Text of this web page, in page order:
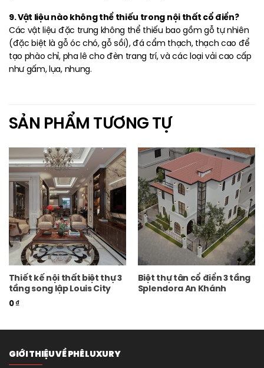
9. Vật liệu nào không thể thiếu trong nội thất cổ điển?
Các vật liệu đặc trưng không thể thiếu bao gồm gỗ tự nhiên
(đặc biệt là gỗ óc chó, gỗ sồi), đá cẩm thạch, thạch cao để
tạo phào chỉ, pha lê cho đèn trang trí, và các loại vải cao cấp
như gấm, lụa, nhung.
SẢN PHẨM TƯƠNG TỰ
Thiết kế nội thất biệt thự 3
tầng song lập Louis City
0₫
Biệt thự tân cổ điển 3 tầng
Splendora An Khánh
GIỚI THIỆU VỀ PHÊ LUXURY